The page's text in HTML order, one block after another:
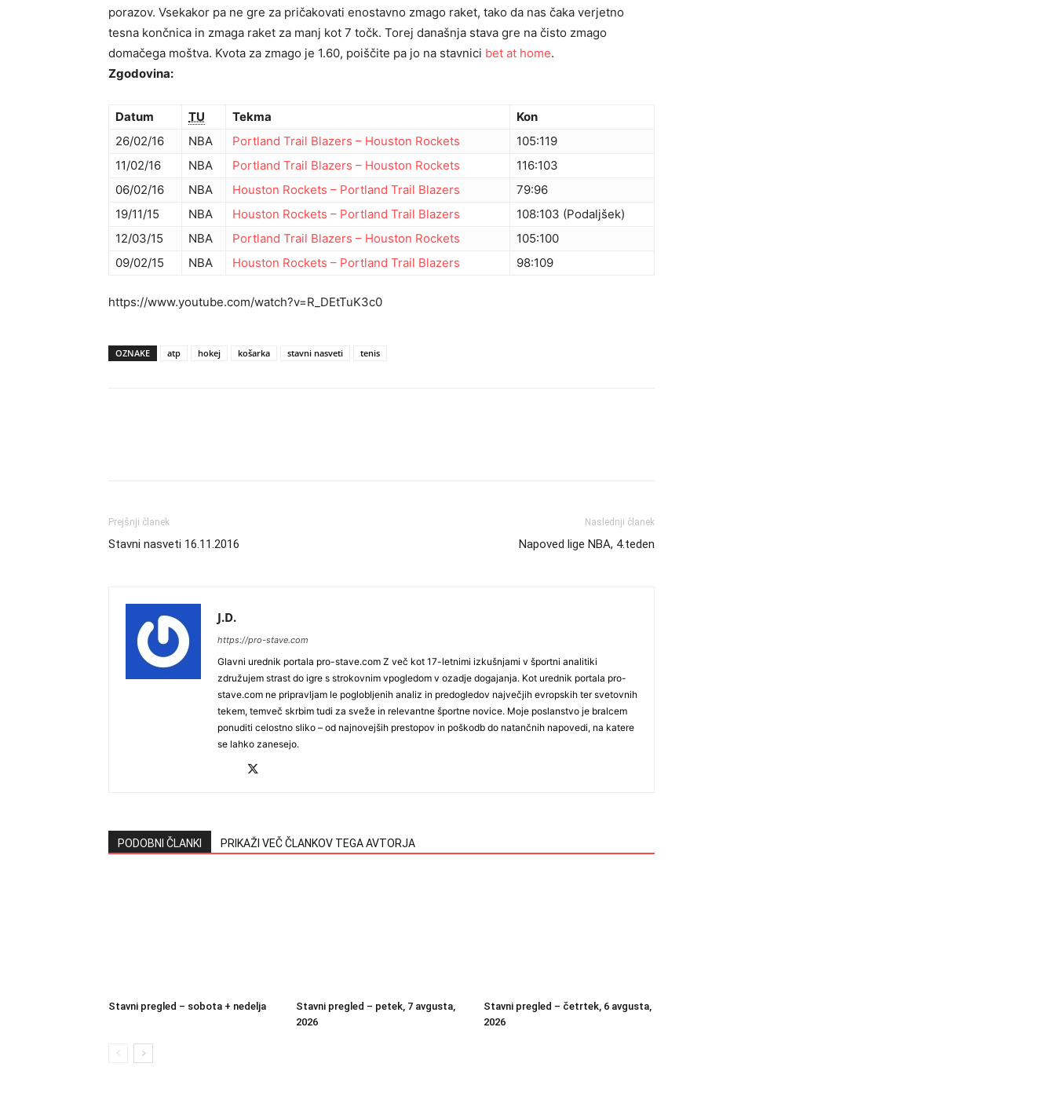
porazov. Vsekakor pa ne gre za pričakovati enostavno zmago raket, tako da nas čaka verjetno
tesna končnica in zmaga raket za manj kot 7 točk. Torej današnja stava gre na čisto zmago
domačega moštva. Kvota za zmago je 1.60, poiščite pa jo na stavnici bet at home.
Zgodovina:
Datum TU Tekma
Kon
26/02/16
NBA Portland Trail Blazers – Houston Rockets 105:119
11/02/16
NBA Portland Trail Blazers – Houston Rockets 116:103
06/02/16
NBA Houston Rockets – Portland Trail Blazers 79:96
19/11/15
NBA Houston Rockets – Portland Trail Blazers 108:103 (Podaljšek)
12/03/15
NBA Portland Trail Blazers – Houston Rockets 105:100
09/02/15
NBA Houston Rockets – Portland Trail Blazers 98:109
https://www.youtube.com/watch?v=R_DEtTuK3c0
OZNAKE atp hokej košarka stavni nasveti tenis
Prejšnji članek
Stavni nasveti 16.11.2016
Naslednji članek
Napoved lige NBA, 4.teden
J.D.
https://pro-stave.com
Glavni urednik portala pro-stave.com Z več kot 17-letnimi izkušnjami v športni analitiki
združujem strast do igre s strokovnim vpogledom v ozadje dogajanja. Kot urednik portala pro-
stave.com ne pripravljam le poglobljenih analiz in predogledov največjih evropskih ter svetovnih
tekem, temveč skrbim tudi za sveže in relevantne športne novice. Moje poslanstvo je bralcem
ponuditi celostno sliko – od najnovejših prestopov in poškodb do natančnih napovedi, na katere
se lahko zanesejo.
PODOBNI ČLANKI PRIKAŽI VEČ ČLANKOV TEGA AVTORJA
Stavni pregled – sobota + nedelja
Stavni pregled – petek, 7 avgusta,
2026
Stavni pregled – četrtek, 6 avgusta,
2026